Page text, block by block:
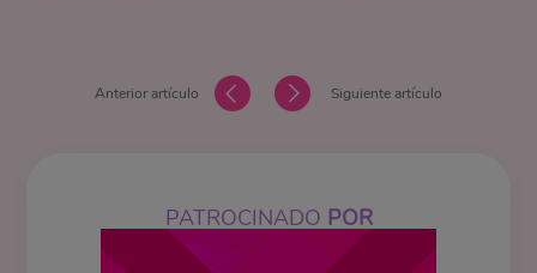
Anterior artículo Siguiente artículo
PATROCINADO POR